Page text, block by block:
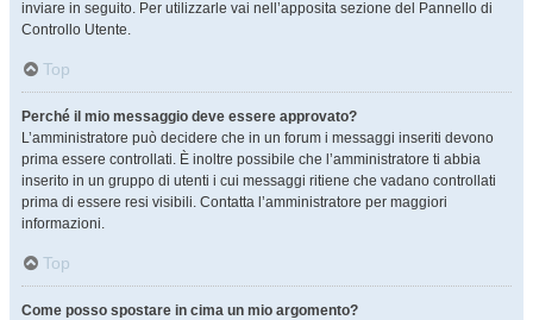
inviare in seguito. Per utilizzarle vai nell’apposita sezione del Pannello di
Controllo Utente.
Top
Perché il mio messaggio deve essere approvato?
L’amministratore può decidere che in un forum i messaggi inseriti devono
prima essere controllati. È inoltre possibile che l’amministratore ti abbia
inserito in un gruppo di utenti i cui messaggi ritiene che vadano controllati
prima di essere resi visibili. Contatta l’amministratore per maggiori
informazioni.
Top
Come posso spostare in cima un mio argomento?